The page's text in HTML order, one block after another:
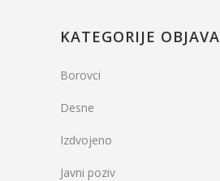
KATEGORIJE OBJAVA
Borovci
Desne
Izdvojeno
Javni poziv